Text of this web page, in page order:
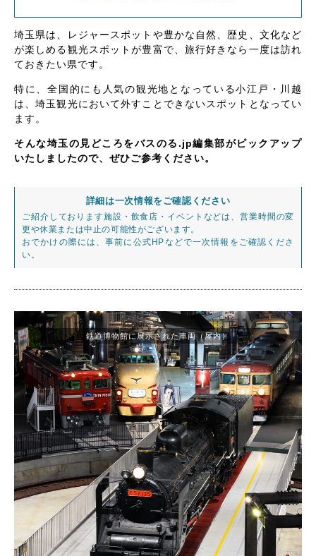
埼玉県は、レジャースポットや豊かな自然、歴史、文化など
が楽しめる観光スポットが豊富で、旅行好きなら一度は訪れ
ておきたい県です。
特に、全国的にも人気の観光地となっている小江戸・川越
は、埼玉観光において外すことできないスポットとなってい
ます。
そんな埼玉の見どころをバスのる.jp編集部がピックアップ
いたしましたので、ぜひご参考ください。
詳細は一次情報をご確認ください
ご紹介しております施設・飲食店・イベントなどは、営業時間の変
更や休業または中止の可能性がございます。
おでかけの際には、事前に公式HPなどで一次情報をご確認くださ
い。
鉄道博物館に展示された車両（屋内）